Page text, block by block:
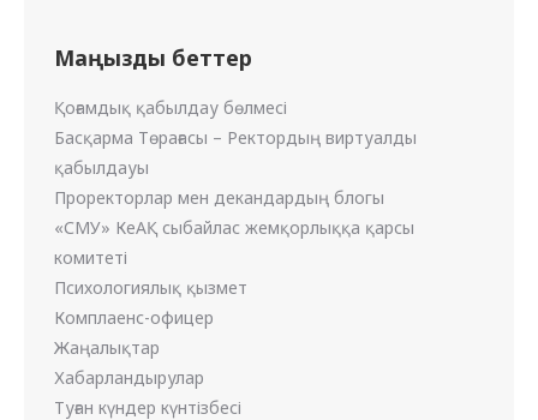
Маңызды беттер
Қоғамдық қабылдау бөлмесі
Басқарма Төрағасы – Ректордың виртуалды
қабылдауы
Проректорлар мен декандардың блогы
«СМУ» КеАҚ сыбайлас жемқорлыққа қарсы
комитеті
Психологиялық қызмет
Комплаенс-офицер
Жаңалықтар
Хабарландырулар
Туған күндер күнтізбесі